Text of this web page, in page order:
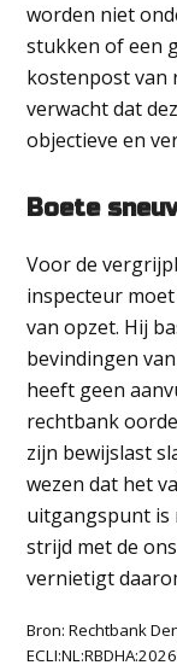
worden niet
stukken of een
kostenpost van
verwacht dat
objectieve en
Boete
Voor de
inspecteur
van opzet. Hij
bevindingen
heeft geen
rechtbank
zijn bewijslast
wezen dat het
uitgangspunt is
strijd met de
vernietigt
Bron: Rechtbank